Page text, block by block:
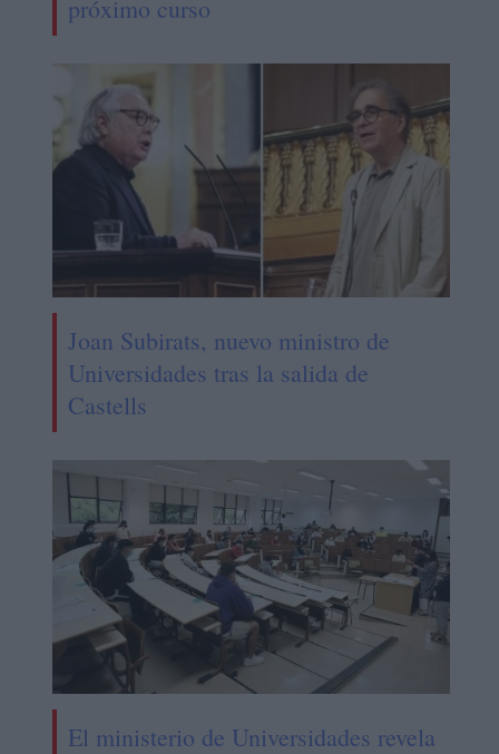
próximo curso
Joan Subirats, nuevo ministro de
Universidades tras la salida de
Castells
El ministerio de Universidades revela